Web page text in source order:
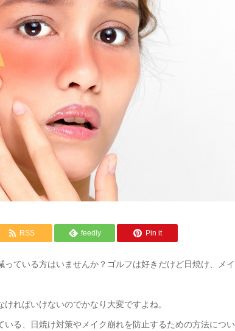
RSS feedly Pin it
ている方はいませんか？ゴルフは好きだけど日焼け、メイ
ればいけないのでかなり大変ですよね。
る、日焼け対策やメイク崩れを防止するための方法につい